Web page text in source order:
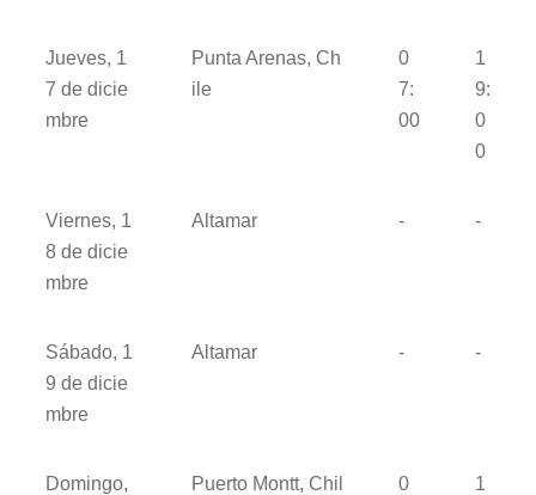
Jueves, 1
7 de dicie
mbre
Punta Arenas, Ch
ile
0
7:
00
1
9:
0
0
Viernes, 1
8 de dicie
mbre
Altamar - -
Sábado, 1
9 de dicie
mbre
Altamar - -
Domingo,
Puerto Montt, Chil
0
1